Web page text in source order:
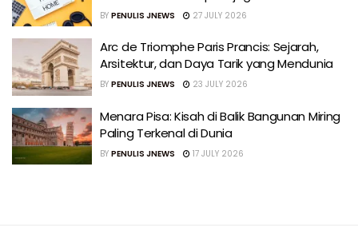
BY PENULIS JNEWS 27 JULY 2026
Arc de Triomphe Paris Prancis: Sejarah,
Arsitektur, dan Daya Tarik yang Mendunia
BY PENULIS JNEWS 23 JULY 2026
Menara Pisa: Kisah di Balik Bangunan Miring
Paling Terkenal di Dunia
BY PENULIS JNEWS 17 JULY 2026